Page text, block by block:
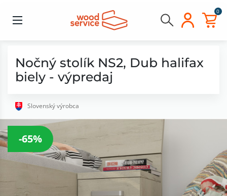
0
Nočný stolík NS2, Dub halifax
biely - výpredaj
Slovenský výrobca
-65%